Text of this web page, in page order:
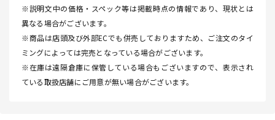
※説明文中の価格・スペック等は掲載時点の情報であり、現状とは
異なる場合がございます。
※商品は店頭及び外部ECでも併売しておりますため、ご注文のタイ
ミングによっては完売となっている場合がございます。
※在庫は遠隔倉庫に保管している場合もございますので、表示され
ている取扱店舗にご用意が無い場合がございます。